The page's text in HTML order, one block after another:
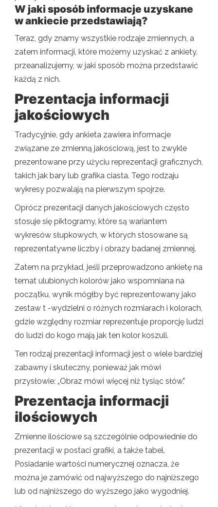
W jaki sposób informacje uzyskane
w ankiecie przedstawiają?
Teraz, gdy znamy wszystkie rodzaje zmiennych, a
zatem informacji, które możemy uzyskać z ankiety,
przeanalizujemy, w jaki sposób można przedstawić
każdą z nich.
Prezentacja informacji
jakościowych
Tradycyjnie, gdy ankieta zawiera informacje
związane ze zmienną jakościową, jest to zwykle
prezentowane przy użyciu reprezentacji graficznych,
takich jak bary lub grafika ciasta. Tego rodzaju
wykresy pozwalają na pierwszym spojrze.
Oprócz prezentacji danych jakościowych często
stosuje się piktogramy, które są wariantem
wykresów słupkowych, w których stosowane są
reprezentatywne liczby i obrazy badanej zmiennej.
Zatem na przykład, jeśli przeprowadzono ankietę na
temat ulubionych kolorów jako wspomniana na
początku, wynik mógłby być reprezentowany jako
zestaw t -wydzielni o różnych rozmiarach i kolorach,
gdzie względny rozmiar reprezentuje proporcję ludzi
do ludzi do kogo mają jak ten kolor koszuli.
Ten rodzaj prezentacji informacji jest o wiele bardziej
zabawny i skuteczny, ponieważ jak mówi
przysłowie: „Obraz mówi więcej niż tysiąc słów."
Prezentacja informacji
ilościowych
Zmienne ilościowe są szczególnie odpowiednie do
prezentacji w postaci grafiki, a także tabel.
Posiadanie wartości numerycznej oznacza, że ​​
można je zamówić od najwyższego do najniższego
lub od najniższego do wyższego jako wygodniej.